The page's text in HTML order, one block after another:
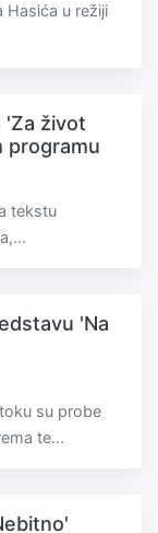
Hasića u režiji
'Za život
programu
tekstu
'Na
su probe
te...